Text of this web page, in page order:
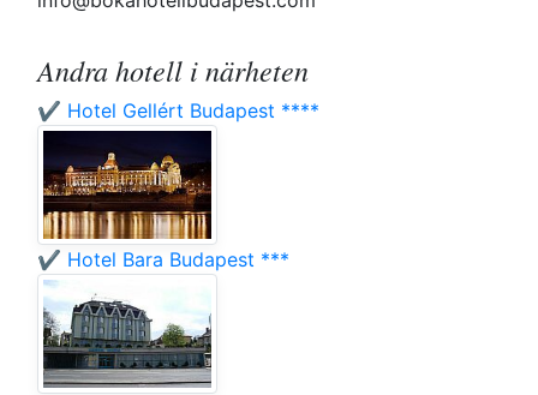
Andra hotell i närheten
✔️ Hotel Gellért Budapest ****
✔️ Hotel Bara Budapest ***